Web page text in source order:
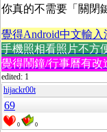
你真的不需要「關閉
覺得Android中文輸
手機照相看照片不方
覺得鬧鐘/行事曆有
edited: 1
hijackr00t
69
0 0